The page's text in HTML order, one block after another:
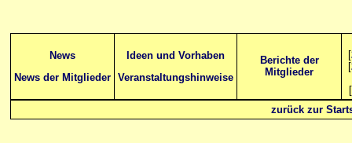
News
News der Mitglieder
Ideen und Vorhaben
Veranstaltungshinweise
Berichte der
Mitglieder
[
[
[
zurück zur